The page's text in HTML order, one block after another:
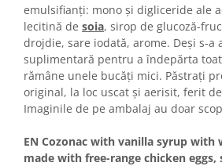
Malai
Produse congelate
Panificatie congelata
Patiserie congelata
Pizza congelata
Baton Cookie congelat
Cheesecake congelat
emulsifianți: mono și digliceride ale
lecitină de soia, sirop de glucoză-
drojdie, sare iodată, arome. Deși s-a
suplimentară pentru a îndepărta
rămâne unele bucăți mici. Păstraţi
original, la loc uscat şi aerisit, ferit
Imaginile de pe ambalaj au doar
EN Cozonac with vanilla syrup with
made with free-range chicken